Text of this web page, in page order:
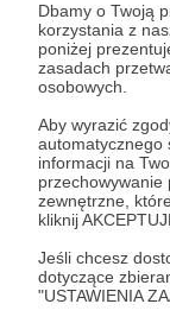
Dbamy o Twoją
korzystania z
poniżej
zasadach
osobowych.
Aby wyrazić
automatycznego
informacji na
zewnętrzne,
kliknij
Jeśli chcesz
dotyczące
"USTAWIENIA
siedziba
Udostępnij